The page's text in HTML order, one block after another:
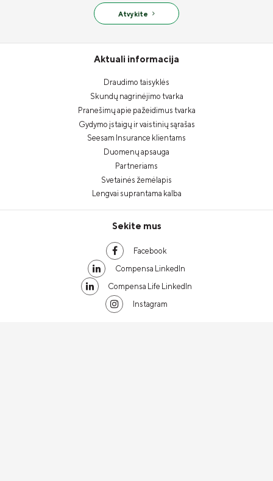
Atvykite
Aktuali informacija
Draudimo taisyklės
Skundų nagrinėjimo tvarka
Pranešimų apie pažeidimus tvarka
Gydymo įstaigų ir vaistinių sąrašas
Seesam Insurance klientams
Duomenų apsauga
Partneriams
Svetainės žemėlapis
Lengvai suprantama kalba
Sekite mus
Facebook
Compensa LinkedIn
Compensa Life LinkedIn
Instagram